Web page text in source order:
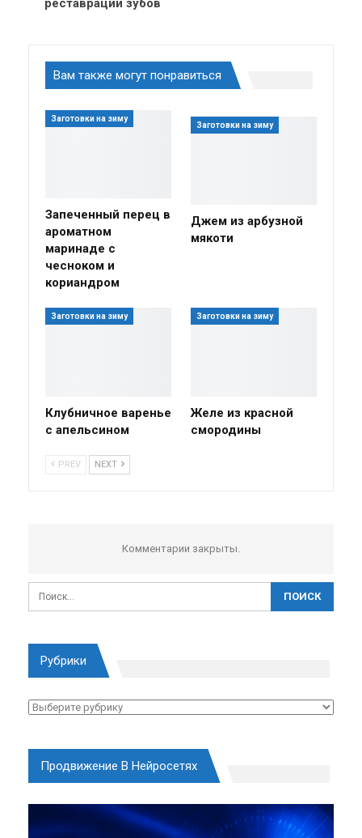
реставрации зубов
Вам также могут понравиться
Заготовки на зиму
Запеченный перец в
ароматном
маринаде с
чесноком и
кориандром
Заготовки на зиму
Джем из арбузной
мякоти
Заготовки на зиму
Клубничное варенье
с апельсином
Заготовки на зиму
Желе из красной
смородины
PREV NEXT
Комментарии закрыты.
Рубрики
Рубрики
Продвижение В Нейросетях